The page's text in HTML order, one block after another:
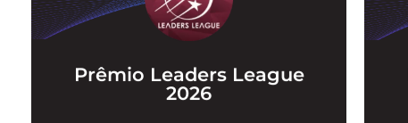
Prêmio Leaders League
2026
Novo reconhecimento como um dos
escritórios mais recomendados do Brasil
nas áreas de Tecnologia e Proteção de